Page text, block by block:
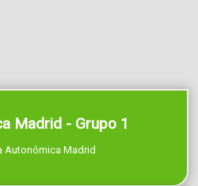
Madrid - Grupo 1
Autonómica Madrid